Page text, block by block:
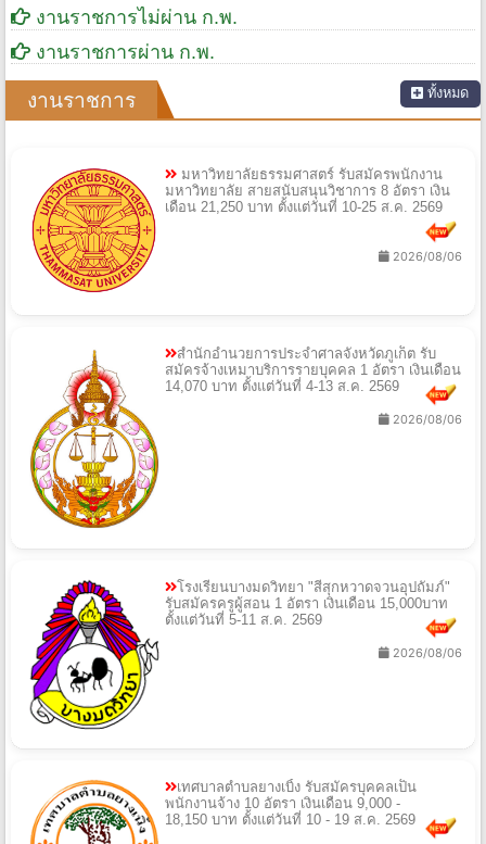
งานราชการไม่ผ่าน ก.พ.
งานราชการผ่าน ก.พ.
งานราชการ ทั้งหมด
มหาวิทยาลัยธรรมศาสตร์ รับสมัครพนักงาน
มหาวิทยาลัย สายสนับสนุนวิชาการ 8 อัตรา เงิน
เดือน 21,250 บาท ตั้งแต่วันที่ 10-25 ส.ค. 2569
2026/08/06
สำนักอำนวยการประจำศาลจังหวัดภูเก็ต รับ
สมัครจ้างเหมาบริการรายบุคคล 1 อัตรา เงินเดือน
14,070 บาท ตั้งแต่วันที่ 4-13 ส.ค. 2569
2026/08/06
โรงเรียนบางมดวิทยา "สีสุกหวาดจวนอุปถัมภ์"
รับสมัครครูผู้สอน 1 อัตรา เงินเดือน 15,000บาท
ตั้งแต่วันที่ 5-11 ส.ค. 2569
2026/08/06
เทศบาลตำบลยางเบิ้ง รับสมัครบุคคลเป็น
พนักงานจ้าง 10 อัตรา เงินเดือน 9,000 -
18,150 บาท ตั้งแต่วันที่ 10 - 19 ส.ค. 2569